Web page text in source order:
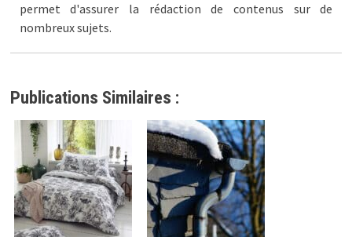
permet d'assurer la rédaction de contenus sur de
nombreux sujets.
Publications Similaires :